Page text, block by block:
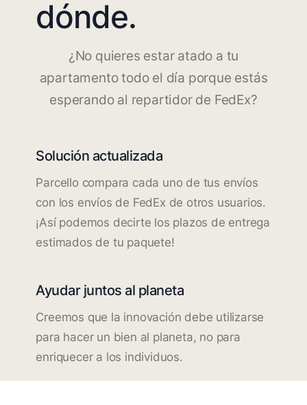
dónde.
¿No quieres estar atado a tu
apartamento todo el día porque estás
esperando al repartidor de FedEx?
Solución actualizada
Parcello compara cada uno de tus envíos
con los envíos de FedEx de otros usuarios.
¡Así podemos decirte los plazos de entrega
estimados de tu paquete!
Ayudar juntos al planeta
Creemos que la innovación debe utilizarse
para hacer un bien al planeta, no para
enriquecer a los individuos.